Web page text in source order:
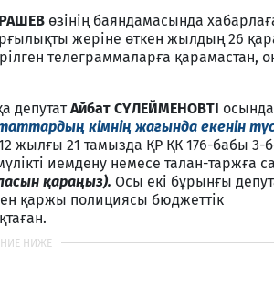
өзінің баяндамасында
жеріне өткен жылдың 26
телеграммаларға қарамастан,
депутатАйбат СҮЛЕЙМЕНОВТІ
кімнің жағында екенін
жылғы 21 тамызда ҚР ҚК 176-бабы 3-
иемдену немесе талан-таржға
қараңыз). Осы екі бұрынғы
қаржы полициясы бюджеттік